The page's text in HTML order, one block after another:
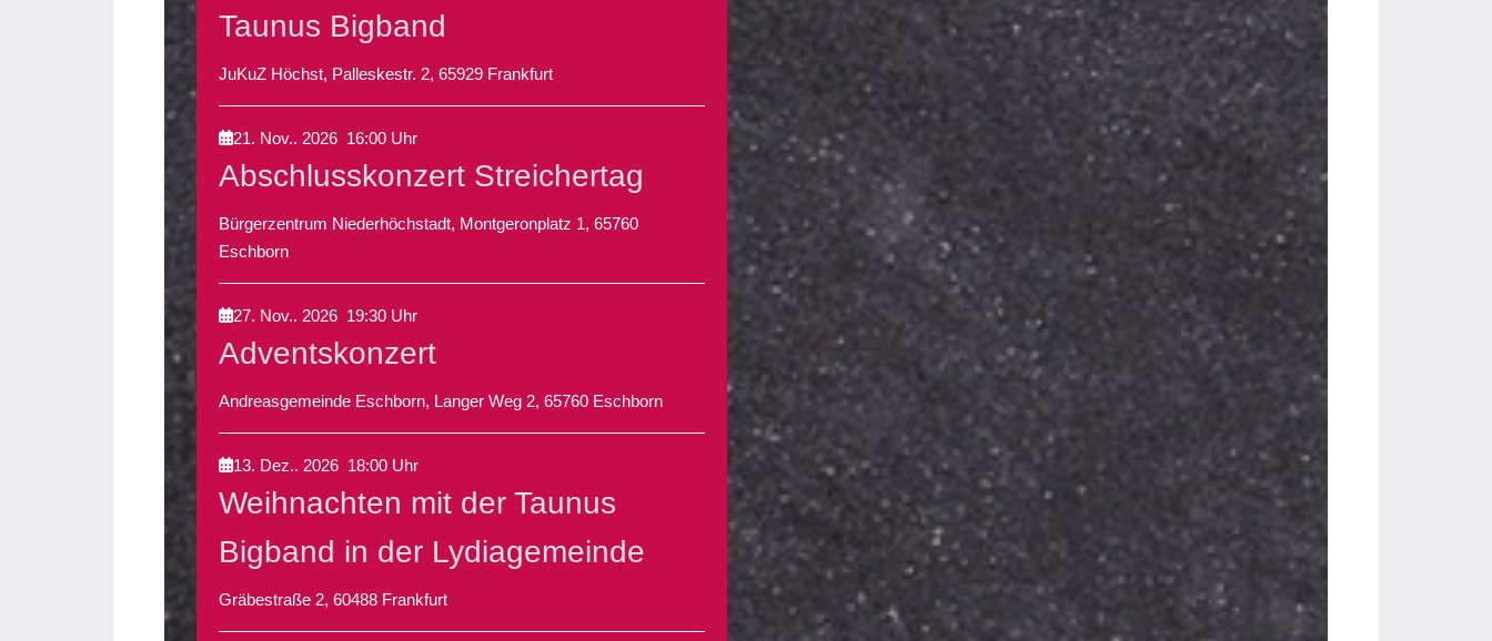
Taunus Bigband
JuKuZ Höchst, Palleskestr. 2, 65929 Frankfurt
21. Nov.. 2026 16:00 Uhr
Abschlusskonzert Streichertag
Bürgerzentrum Niederhöchstadt, Montgeronplatz 1, 65760
Eschborn
27. Nov.. 2026 19:30 Uhr
Adventskonzert
Andreasgemeinde Eschborn, Langer Weg 2, 65760 Eschborn
13. Dez.. 2026 18:00 Uhr
Weihnachten mit der Taunus
Bigband in der Lydiagemeinde
Gräbestraße 2, 60488 Frankfurt